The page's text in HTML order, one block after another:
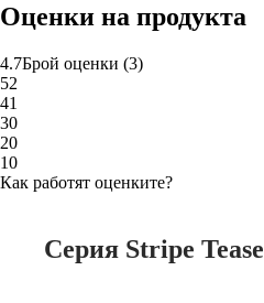
Оценки на продукта
4.7Брой оценки (3)
52
41
30
20
10
Как работят оценките?
Серия Stripe Tease